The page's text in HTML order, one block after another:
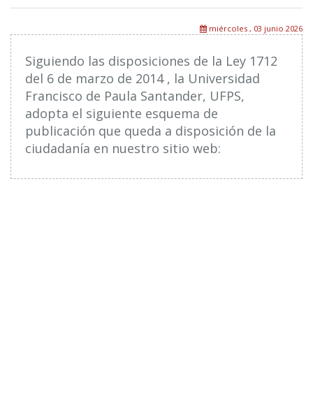
miércoles , 03 junio 2026
Siguiendo las disposiciones de la Ley 1712
del 6 de marzo de 2014 , la Universidad
Francisco de Paula Santander, UFPS,
adopta el siguiente esquema de
publicación que queda a disposición de la
ciudadanía en nuestro sitio web: